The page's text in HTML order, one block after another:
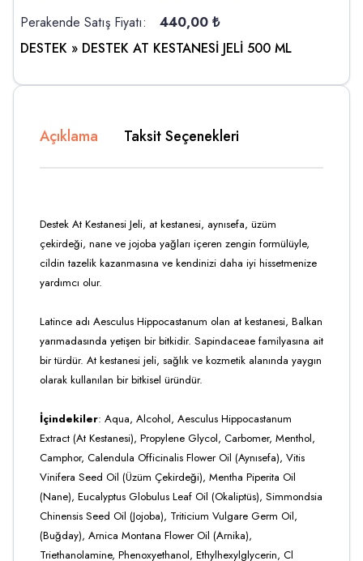
Perakende Satış Fiyatı:
440,00 ₺
DESTEK » DESTEK AT KESTANESİ JELİ 500 ML
Açıklama Taksit Seçenekleri
Destek At Kestanesi Jeli, at kestanesi, aynısefa, üzüm
çekirdeği, nane ve jojoba yağları içeren zengin formülüyle,
cildin tazelik kazanmasına ve kendinizi daha iyi hissetmenize
yardımcı olur.
Latince adı Aesculus Hippocastanum olan at kestanesi, Balkan
yarımadasında yetişen bir bitkidir. Sapindaceae familyasına ait
bir türdür. At kestanesi jeli, sağlık ve kozmetik alanında yaygın
olarak kullanılan bir bitkisel üründür.
İçindekiler: Aqua, Alcohol, Aesculus Hippocastanum
Extract (At Kestanesi), Propylene Glycol, Carbomer, Menthol,
Camphor, Calendula Officinalis Flower Oil (Aynısefa), Vitis
Vinifera Seed Oil (Üzüm Çekirdeği), Mentha Piperita Oil
(Nane), Eucalyptus Globulus Leaf Oil (Okaliptüs), Simmondsia
Chinensis Seed Oil (Jojoba), Triticium Vulgare Germ Oil,
(Buğday), Arnica Montana Flower Oil (Arnika),
Triethanolamine, Phenoxyethanol, Ethylhexylglycerin, Cl